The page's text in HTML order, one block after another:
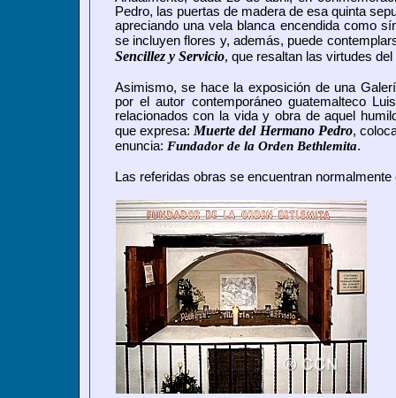
Pedro, las puertas de madera de esa quinta
apreciando una vela blanca encendida como
se incluyen flores y, además, puede
Sencillez y Servicio, que resaltan las virtudes
Asimismo, se hace la exposición de una
por el autor contemporáneo guatemalteco
relacionados con la vida y obra de aquel
que expresa: Muerte del Hermano Pedro,
enuncia: Fundador de la Orden Bethlemita.
Las referidas obras se encuentran